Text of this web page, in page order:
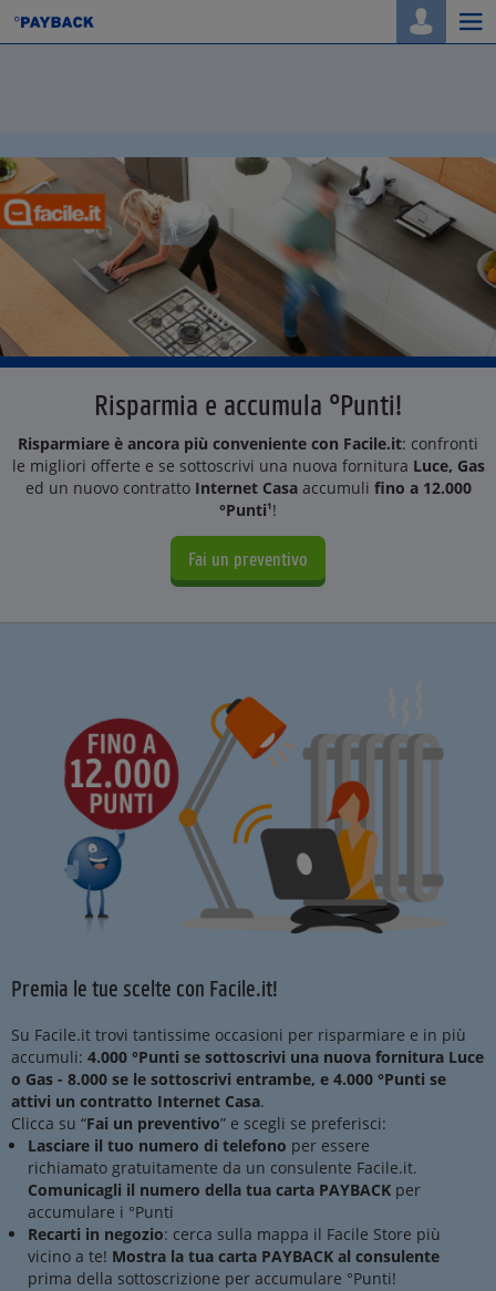
Risparmia e accumula °Punti!
Risparmiare è ancora più conveniente con Facile.it: confronti
le migliori offerte e se sottoscrivi una nuova fornitura Luce, Gas
ed un nuovo contratto Internet Casaaccumuli fino a 12.000
°Punti1!
Fai un preventivo
Premia le tue scelte con Facile.it!
Su Facile.it trovi tantissime occasioni per risparmiare e in più
accumuli: 4.000 °Punti se sottoscrivi una nuova fornitura Luce
o Gas - 8.000 se le sottoscrivi entrambe, e 4.000 °Punti se
attivi un contratto Internet Casa.
Clicca su “Fai un preventivo” e scegli se preferisci:
Lasciare il tuo numero di telefono per essere
richiamato gratuitamente da un consulente Facile.it.
Comunicagli il numero della tua carta PAYBACK per
accumulare i °Punti
Recarti in negozio: cerca sulla mappa il Facile Store più
vicino a te! Mostra la tua carta PAYBACK al consulente
prima della sottoscrizione per accumulare °Punti!